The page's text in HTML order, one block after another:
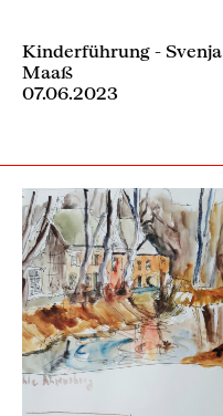
Kinderführung - Svenja
Maaß
07.06.2023